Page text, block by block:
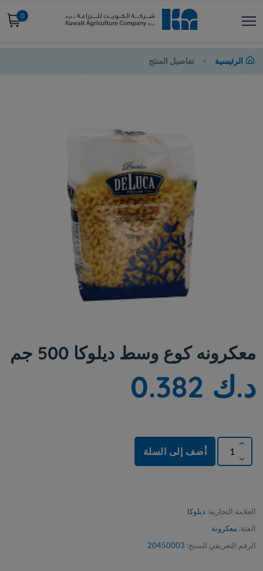
0
الرئيسية تفاصيل المنتج
معكرونه كوع وسط ديلوكا 500 جم
د.ك 0.382
أضف إلى السلة
العلامة التجارية: ديلوكا
الفئة: معكرونة
الرقم التعريفي للمنتج: 20450003